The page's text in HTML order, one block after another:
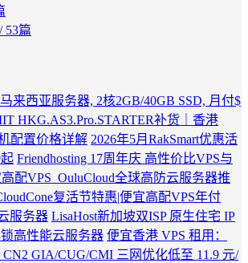
/ 53篇
马来西亚服务器, 2核2GB/40GB SSD, 月付$
HKG.AS3.Pro.STARTER补货｜香港
配置价格详解 2026年5月RakSmart优惠活
Friendhosting 17周年庆 高性价比VPS与
配VPS_OuluCloud全球高防云服务器推
复活节特惠|便宜高配VPS年付
服务器 LisaHost新加坡双ISP 原生住宅 IP
高性能云服务器 便宜香港 VPS 租用：
GIA/CUG/CMI 三网优化低至 11.9 元/